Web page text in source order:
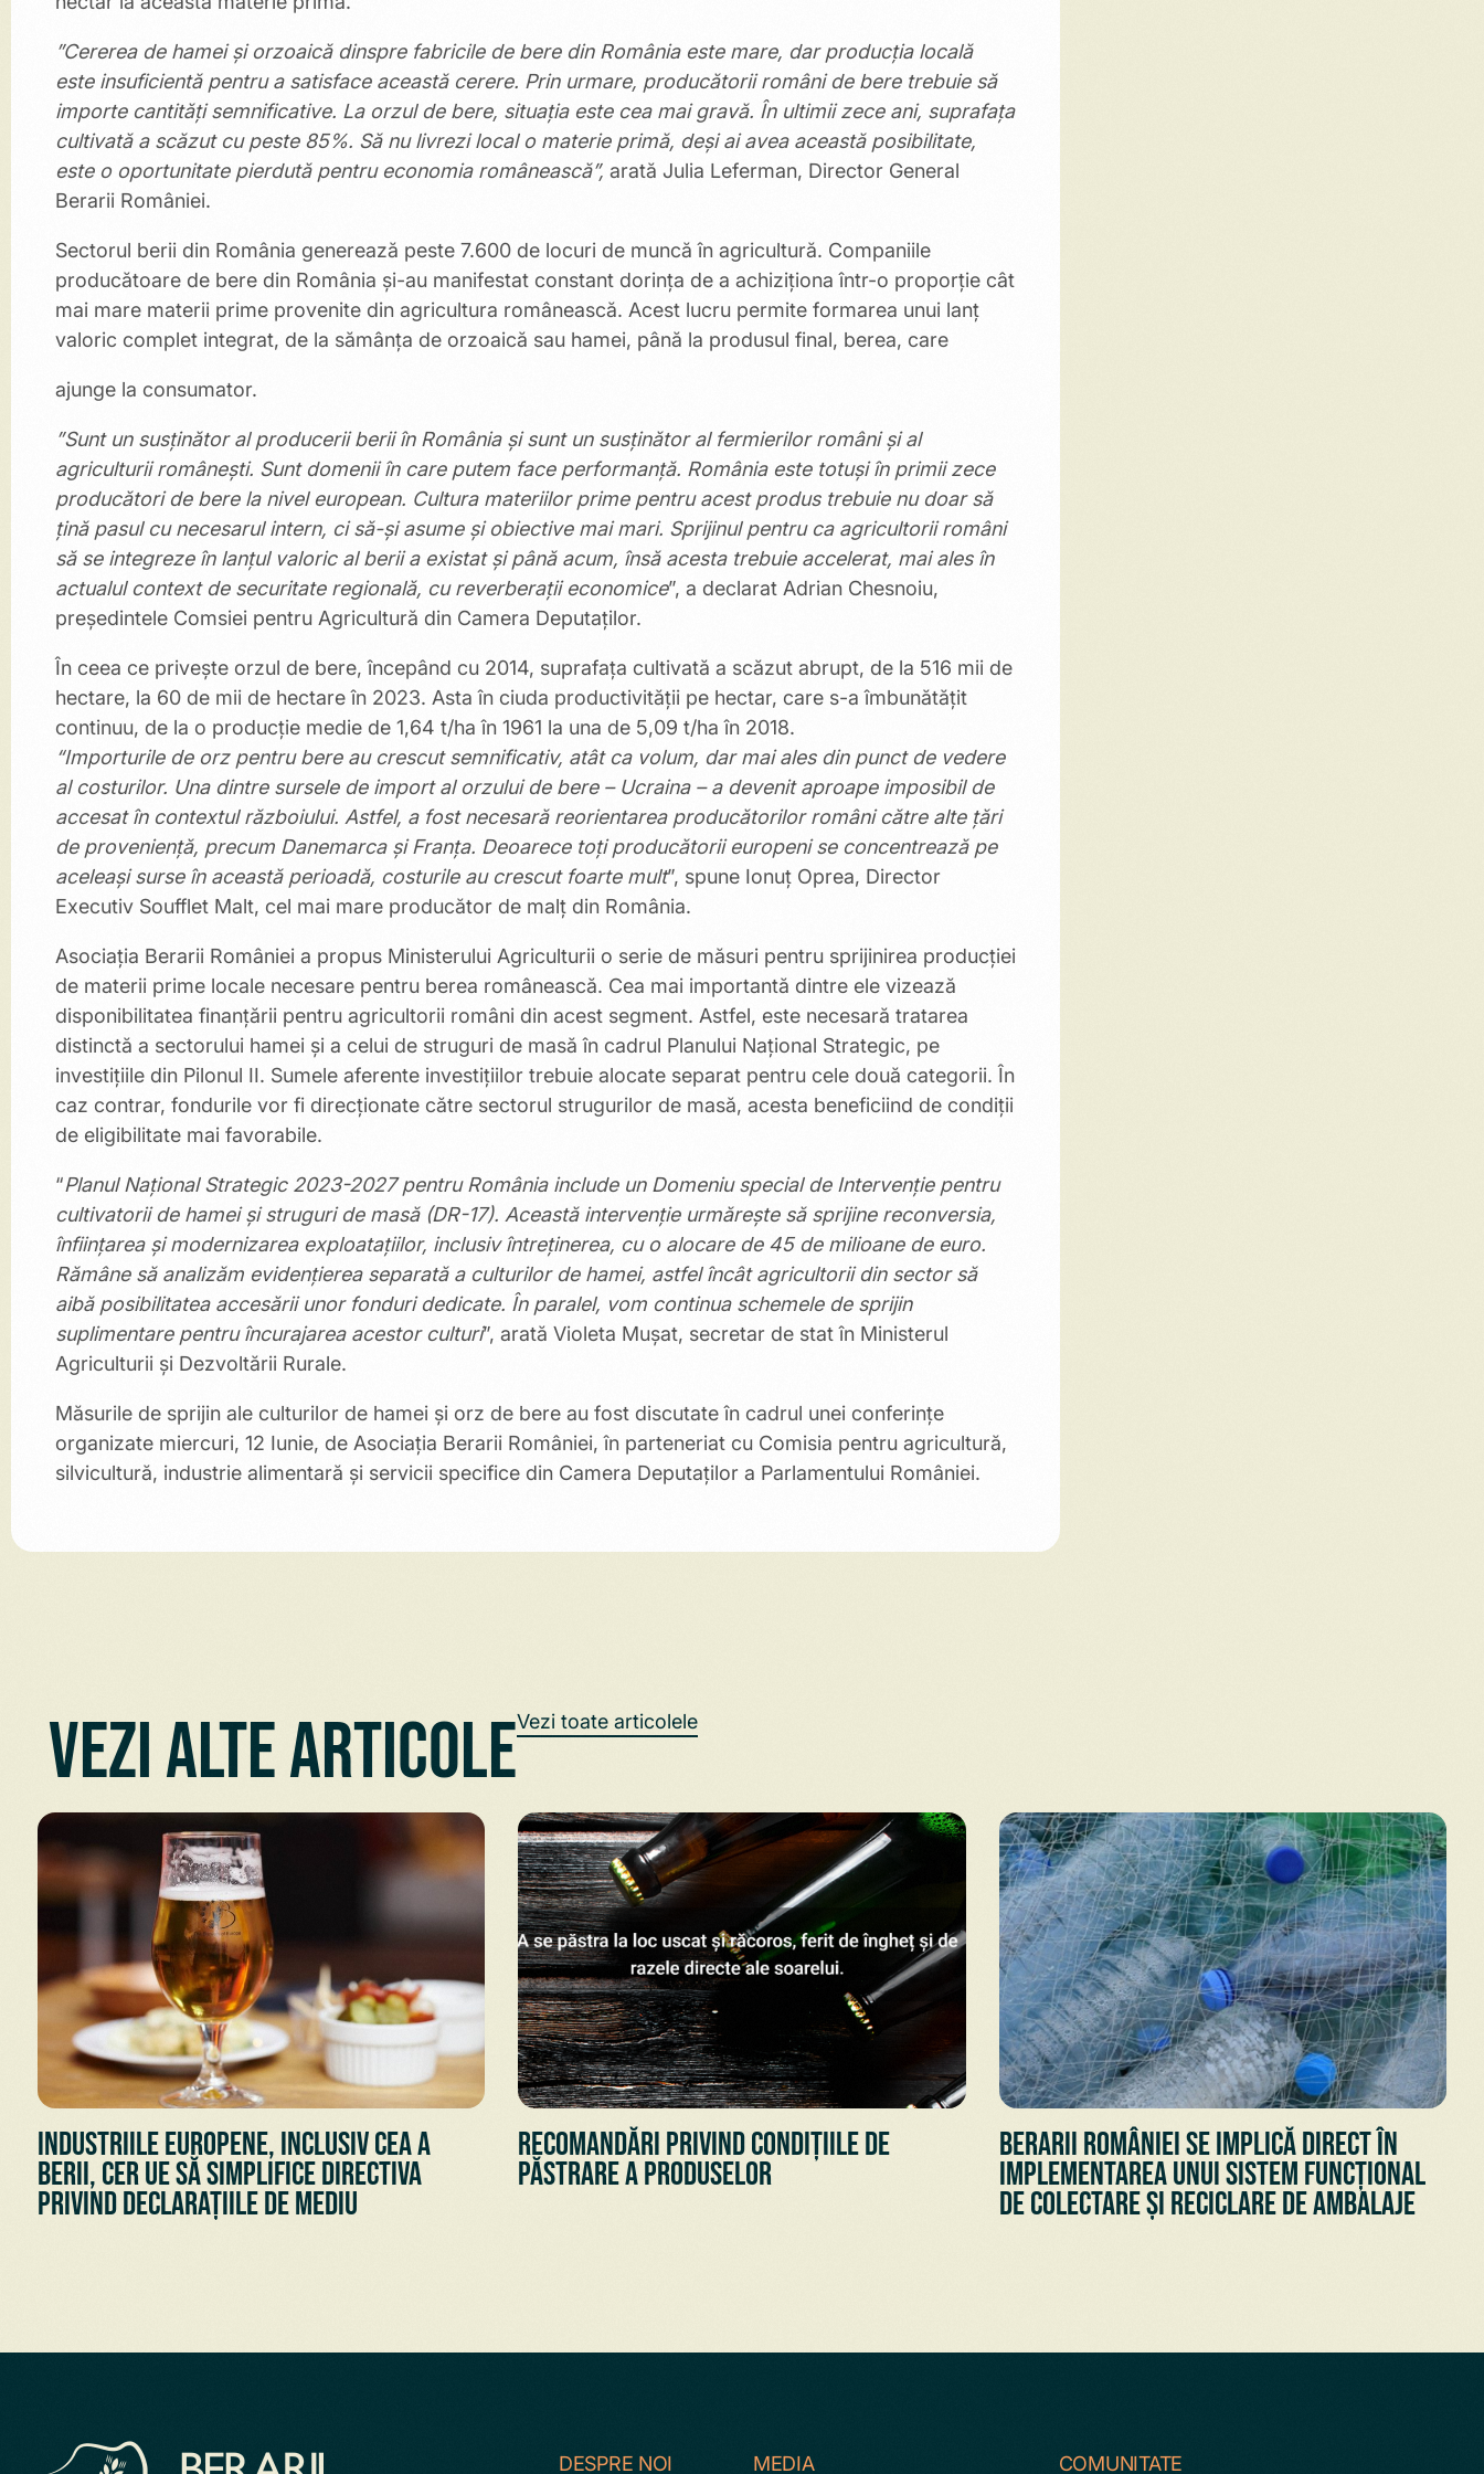
”Cererea de hamei și orzoaică dinspre fabricile de bere din România este mare, dar producția locală
este insuficientă pentru a satisface această cerere. Prin urmare, producătorii români de bere trebuie să
importe cantități semnificative. La orzul de bere, situația este cea mai gravă. În ultimii zece ani, suprafața
cultivată a scăzut cu peste 85%. Să nu livrezi local o materie primă, deși ai avea această posibilitate,
este o oportunitate pierdută pentru economia românească”, arată Julia Leferman, Director General
Berarii României.
Sectorul berii din România generează peste 7.600 de locuri de muncă în agricultură. Companiile
producătoare de bere din România și-au manifestat constant dorința de a achiziționa într-o proporție cât
mai mare materii prime provenite din agricultura românească. Acest lucru permite formarea unui lanț
valoric complet integrat, de la sămânța de orzoaică sau hamei, până la produsul final, berea, care
ajunge la consumator.
”Sunt un susținător al producerii berii în România și sunt un susținător al fermierilor români și al
agriculturii românești. Sunt domenii în care putem face performanță. România este totuși în primii zece
producători de bere la nivel european. Cultura materiilor prime pentru acest produs trebuie nu doar să
țină pasul cu necesarul intern, ci să-și asume și obiective mai mari. Sprijinul pentru ca agricultorii români
să se integreze în lanțul valoric al berii a existat și până acum, însă acesta trebuie accelerat, mai ales în
actualul context de securitate regională, cu reverberații economice”, a declarat Adrian Chesnoiu,
președintele Comsiei pentru Agricultură din Camera Deputaților.
În ceea ce privește orzul de bere, începând cu 2014, suprafața cultivată a scăzut abrupt, de la 516 mii de
hectare, la 60 de mii de hectare în 2023. Asta în ciuda productivității pe hectar, care s-a îmbunătățit
continuu, de la o producţie medie de 1,64 t/ha în 1961 la una de 5,09 t/ha în 2018.
“Importurile de orz pentru bere au crescut semnificativ, atât ca volum, dar mai ales din punct de vedere
al costurilor. Una dintre sursele de import al orzului de bere – Ucraina – a devenit aproape imposibil de
accesat în contextul războiului. Astfel, a fost necesară reorientarea producătorilor români către alte țări
de proveniență, precum Danemarca și Franța. Deoarece toți producătorii europeni se concentrează pe
aceleași surse în această perioadă, costurile au crescut foarte mult”, spune Ionuț Oprea, Director
Executiv Soufflet Malt, cel mai mare producător de malț din România.
Asociația Berarii României a propus Ministerului Agriculturii o serie de măsuri pentru sprijinirea producției
de materii prime locale necesare pentru berea românească. Cea mai importantă dintre ele vizează
disponibilitatea finanțării pentru agricultorii români din acest segment. Astfel, este necesară tratarea
distinctă a sectorului hamei și a celui de struguri de masă în cadrul Planului Național Strategic, pe
investițiile din Pilonul II. Sumele aferente investițiilor trebuie alocate separat pentru cele două categorii. În
caz contrar, fondurile vor fi direcționate către sectorul strugurilor de masă, acesta beneficiind de condiții
de eligibilitate mai favorabile.
“Planul Național Strategic 2023-2027 pentru România include un Domeniu special de Intervenție pentru
cultivatorii de hamei și struguri de masă (DR-17). Această intervenție urmărește să sprijine reconversia,
înființarea și modernizarea exploatațiilor, inclusiv întreținerea, cu o alocare de 45 de milioane de euro.
Rămâne să analizăm evidențierea separată a culturilor de hamei, astfel încât agricultorii din sector să
aibă posibilitatea accesării unor fonduri dedicate. În paralel, vom continua schemele de sprijin
suplimentare pentru încurajarea acestor culturi”, arată Violeta Mușat, secretar de stat în Ministerul
Agriculturii și Dezvoltării Rurale.
Măsurile de sprijin ale culturilor de hamei și orz de bere au fost discutate în cadrul unei conferințe
organizate miercuri, 12 Iunie, de Asociația Berarii României, în parteneriat cu Comisia pentru agricultură,
silvicultură, industrie alimentară şi servicii specifice din Camera Deputaților a Parlamentului României.
Vezi alte articoleVezi toate articolele
Industriile europene, inclusiv cea a
berii, cer UE să simplifice Directiva
privind declarațiile de mediu
Recomandări privind condițiile de
păstrare a Produselor
Berarii României se implică direct în
implementarea unui sistem funcțional
de colectare și reciclare de ambalaje
DESPRE NOI MEDIA COMUNITATE